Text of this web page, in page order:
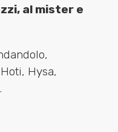
al mister e
Hysa,